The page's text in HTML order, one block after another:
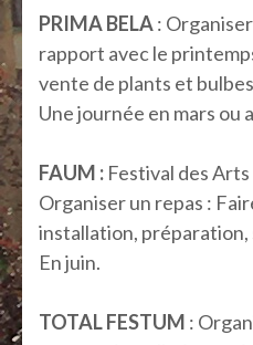
PRIMA BELA:
rapport avec le
vente de plants et
Une journée en mars ou
FAUM : Festival des
Organiser un repas :
installation,
En juin.
TOTAL FESTUM :